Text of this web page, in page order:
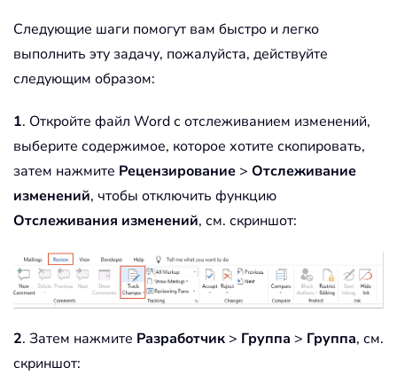
Следующие шаги помогут вам быстро и легко
выполнить эту задачу, пожалуйста, действуйте
следующим образом:
1. Откройте файл Word с отслеживанием изменений,
выберите содержимое, которое хотите скопировать,
затем нажмите Рецензирование > Отслеживание
изменений, чтобы отключить функцию
Отслеживания изменений, см. скриншот:
2. Затем нажмите Разработчик > Группа > Группа, см.
скриншот: